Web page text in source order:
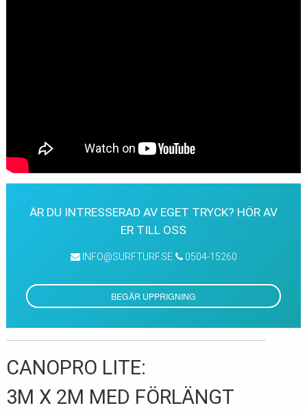
ÄR DU INTRESSERAD AV EGET TRYCK? HÖR AV
ER TILL OSS
INFO@SURFTURF.SE 0504-15260
BEGÄR UPPRIGNING
CANOPRO LITE:
3M X 2M MED FÖRLÄNGT